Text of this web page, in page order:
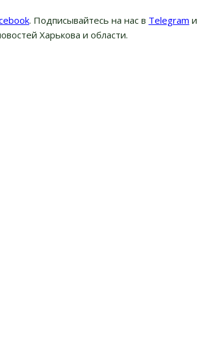
. Подписывайтесь на нас в Telegram и
Харькова и области.